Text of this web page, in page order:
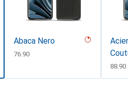
Abaca Nero
CHF
76.90
CHF
88.90